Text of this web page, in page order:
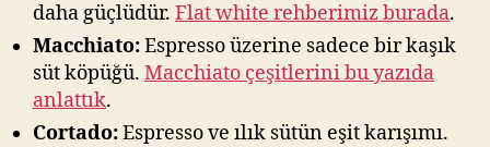
daha güçlüdür. Flat white rehberimiz burada.
Macchiato:Espresso üzerine sadece bir kaşık
süt köpüğü. Macchiato çeşitlerini bu yazıda
anlattık.
Cortado:Espresso ve ılık sütün eşit karışımı.